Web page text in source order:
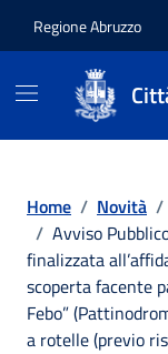
Regione Abruzzo
Home / Novità /
/ Avviso
finalizzata
scoperta facente
Febo”
a rotelle (previo